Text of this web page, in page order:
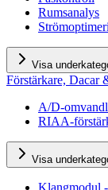
Rumsanalys
Visa
Förstärkare, Dacar
A/D-
RIAA-
Visa
Klangmodul